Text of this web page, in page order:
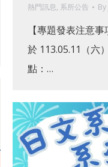
熱門訊息, 系所公告 By
【專題發表注意
於 113.05.11（六
點：…